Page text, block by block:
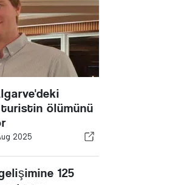
turistin ölümünü
2025
125